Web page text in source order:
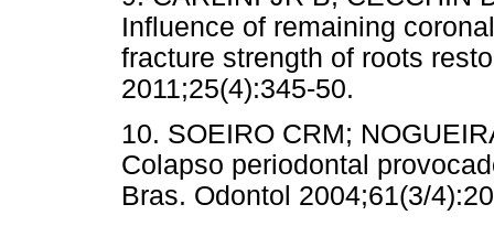
Influence of remaining
fracture strength of roots
2011;25(4):345-50.
10. SOEIRO CRM;
Colapso periodontal
Bras. Odontol 2004;61(3/